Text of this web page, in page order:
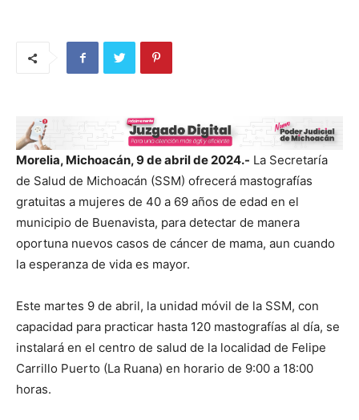
Morelia, Michoacán, 9 de abril de 2024.- La Secretaría
de Salud de Michoacán (SSM) ofrecerá mastografías
gratuitas a mujeres de 40 a 69 años de edad en el
municipio de Buenavista, para detectar de manera
oportuna nuevos casos de cáncer de mama, aun cuando
la esperanza de vida es mayor.
Este martes 9 de abril, la unidad móvil de la SSM, con
capacidad para practicar hasta 120 mastografías al día, se
instalará en el centro de salud de la localidad de Felipe
Carrillo Puerto (La Ruana) en horario de 9:00 a 18:00
horas.